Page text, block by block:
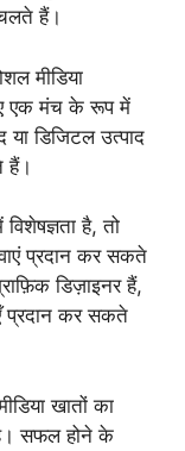
हैं।
मीडिया
एक मंच के रूप में
डिजिटल उत्पाद
हैं।
है, तो
प्रदान कर सकते
डिज़ाइनर हैं,
प्रदान कर सकते
खातों का
सफल होने के